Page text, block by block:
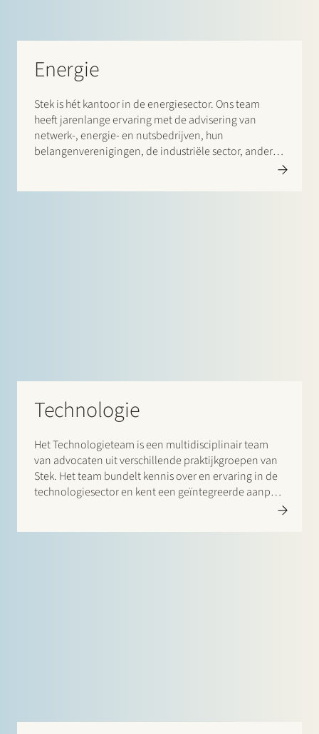
Energie
Stek is hét kantoor in de energiesector. Ons team
heeft jarenlange ervaring met de advisering van
netwerk-, energie- en nutsbedrijven, hun
belangenverenigingen, de industriële sector, andere
Technologie
Het Technologieteam is een multidisciplinair team
van advocaten uit verschillende praktijkgroepen van
Stek. Het team bundelt kennis over en ervaring in de
technologiesector en kent een geïntegreerde aanpak
vanuit verschillende juridische disciplines om zo goed